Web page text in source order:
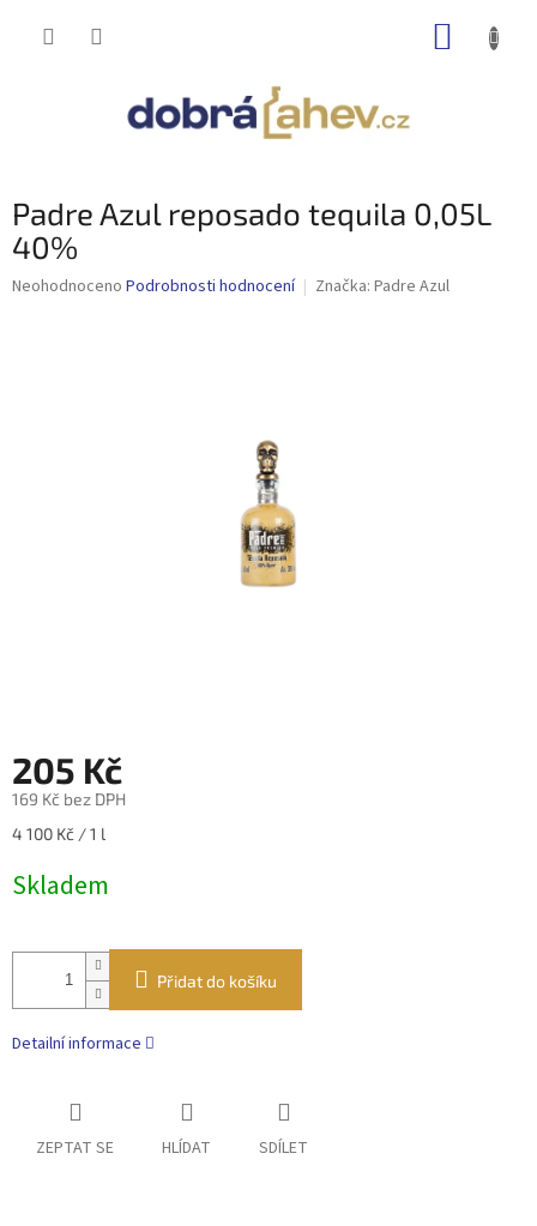
Padre Azul reposado tequila 0,05L
40%
Průměrné
Neohodnoceno Podrobnosti hodnocení Značka: Padre Azul
205 Kč
169 Kč bez DPH
Měrná
4 100 Kč / 1 l
Skladem
Přidat do košíku
Detailní informace
ZEPTAT SE HLÍDAT SDÍLET